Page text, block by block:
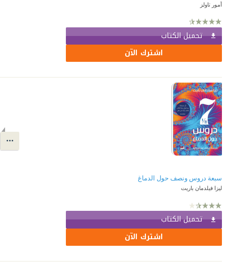
أمور تاولز
تحميل الكتاب
اشترك الآن
سبعة دروس ونصف حول الدماغ
ليزا فيلدمان باريت
تحميل الكتاب
اشترك الآن